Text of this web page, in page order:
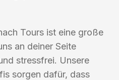
Tours ist eine große
an deiner Seite
stressfrei. Unsere
sorgen dafür, dass